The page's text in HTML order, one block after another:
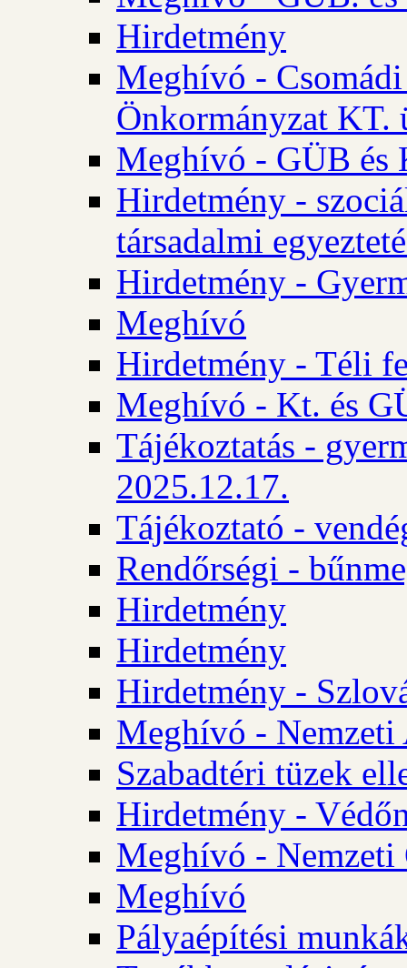
Hirdetmény
Meghívó -
Önkormányzat KT.
Meghívó - GÜB és
Hirdetmény -
társadalmi
Hirdetmény -
Meghívó
Hirdetmény - Téli
Meghívó - Kt. és
Tájékoztatás -
2025.12.17.
Tájékoztató -
Rendőrségi -
Hirdetmény
Hirdetmény
Hirdetmény -
Meghívó - Nemzeti
Szabadtéri tüzek
Hirdetmény -
Meghívó - Nemzeti
Meghívó
Pályaépítési